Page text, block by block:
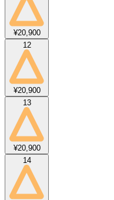
¥20,900
12
¥20,900
13
¥20,900
14